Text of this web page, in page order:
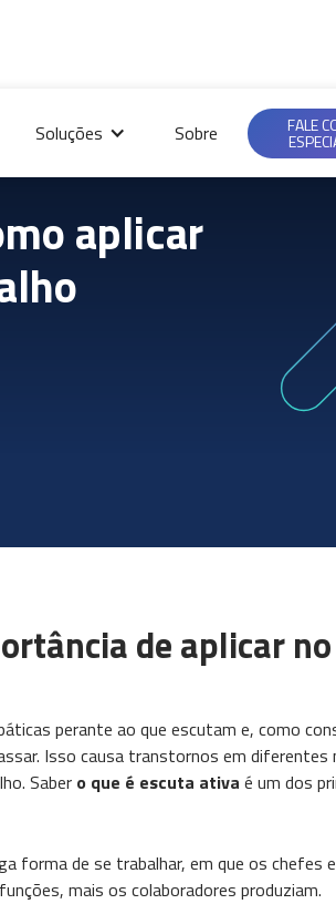
Soluções Sobre FALE
Saiba
aplicar
de aplicar
perante ao que escutam e, como
Isso causa transtornos em diferentes
Sabero que é escuta ativa é um dos
forma de se trabalhar, em que os chefes
mais os colaboradores produziam.